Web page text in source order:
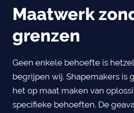
Maatwerk
grenzen
Geen enkele behoefte is
begrijpen wij. Shapemakers is
het op maat maken van
specifieke behoeften. De